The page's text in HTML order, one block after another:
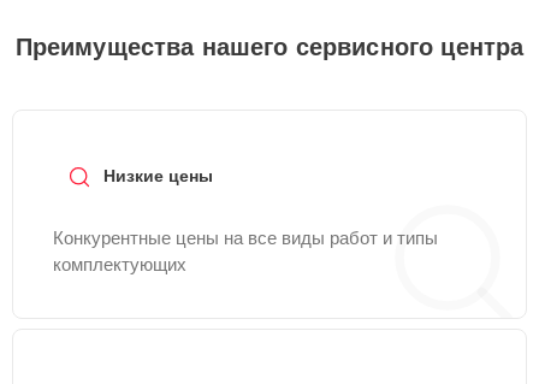
Преимущества нашего сервисного центра
Низкие цены
Конкурентные цены на все виды работ и типы
комплектующих